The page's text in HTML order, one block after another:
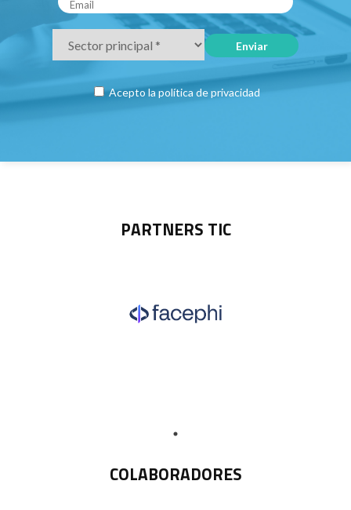
Acepto la política de privacidad
PARTNERS TIC
COLABORADORES